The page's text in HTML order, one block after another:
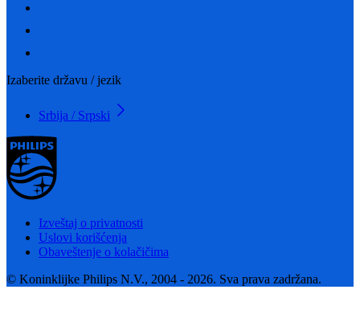
Izaberite državu / jezik
Srbija / Srpski
Izveštaj o privatnosti
Uslovi korišćenja
Obaveštenje o kolačičima
© Koninklijke Philips N.V., 2004 - 2026. Sva prava zadržana.